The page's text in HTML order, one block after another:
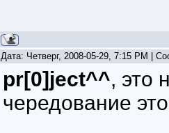
Дата: Четверг, 2008-05-29, 7:15 PM |
pr[0]ject^^, это
чередование